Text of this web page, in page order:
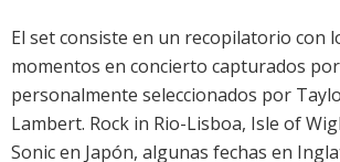
El set consiste en un recopilatorio con
momentos en concierto capturados
personalmente seleccionados por
Lambert. Rock in Rio-Lisboa, Isle of
Sonic en Japón, algunas fechas en